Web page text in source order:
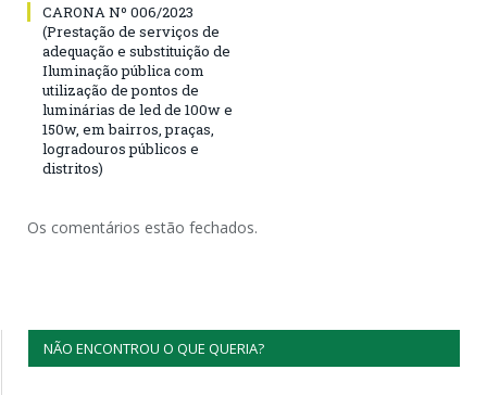
CARONA Nº 006/2023
(Prestação de serviços de
adequação e substituição de
Iluminação pública com
utilização de pontos de
luminárias de led de 100w e
150w, em bairros, praças,
logradouros públicos e
distritos)
Os comentários estão fechados.
NÃO ENCONTROU O QUE QUERIA?